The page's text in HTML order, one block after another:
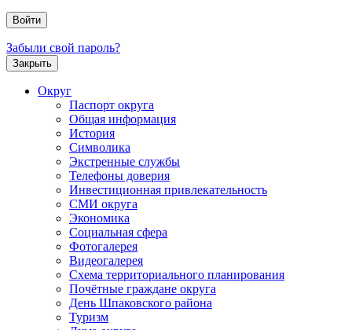
Забыли свой пароль?
Закрыть
Округ
Паспорт округа
Общая информация
История
Символика
Экстренные службы
Телефоны доверия
Инвестиционная привлекательность
СМИ округа
Экономика
Социальная сфера
Фотогалерея
Видеогалерея
Схема территориального планирования
Почётные граждане округа
День Шпаковского района
Туризм